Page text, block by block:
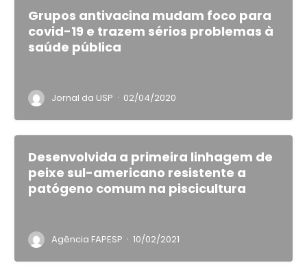
Grupos antivacina mudam foco para
covid-19 e trazem sérios problemas à
saúde pública
Jornal da USP · 02/04/2020
Desenvolvida a primeira linhagem de
peixe sul-americano resistente a
patógeno comum na piscicultura
Agência FAPESP · 10/02/2021